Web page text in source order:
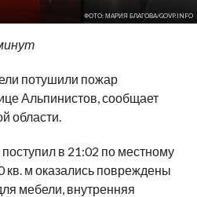
ФОТО: МАРИЯ БЛАГОВА/GOVP.INFO
потушили пожар
Альпинистов, сообщает
области.
в 21:02 по местному
м оказались повреждены
мебели, внутренняя